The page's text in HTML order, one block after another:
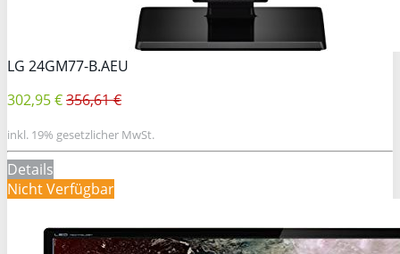
LG 24GM77-B.AEU
302,95 €356,61 €
inkl. 19% gesetzlicher MwSt.
Details
Nicht Verfügbar